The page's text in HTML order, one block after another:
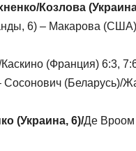
Козлова
6) – Макарова
(Франция) 6:3,
(Беларусь)/
(Украина, 6)/Де Вроом